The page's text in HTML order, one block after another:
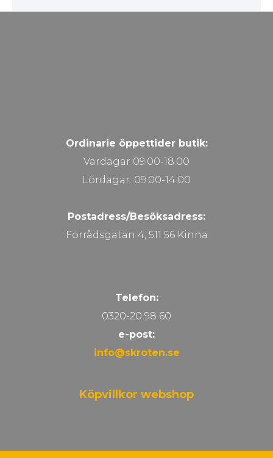
Ordinarie öppettider butik:
Vardagar 09.00-18.00
Lördagar: 09.00-14.00
Postadress/Besöksadress:
Förrådsgatan 4, 511 56 Kinna
Telefon:
0320-20 98 60
e-post:
info@skroten.se
Köpvillkor webshop